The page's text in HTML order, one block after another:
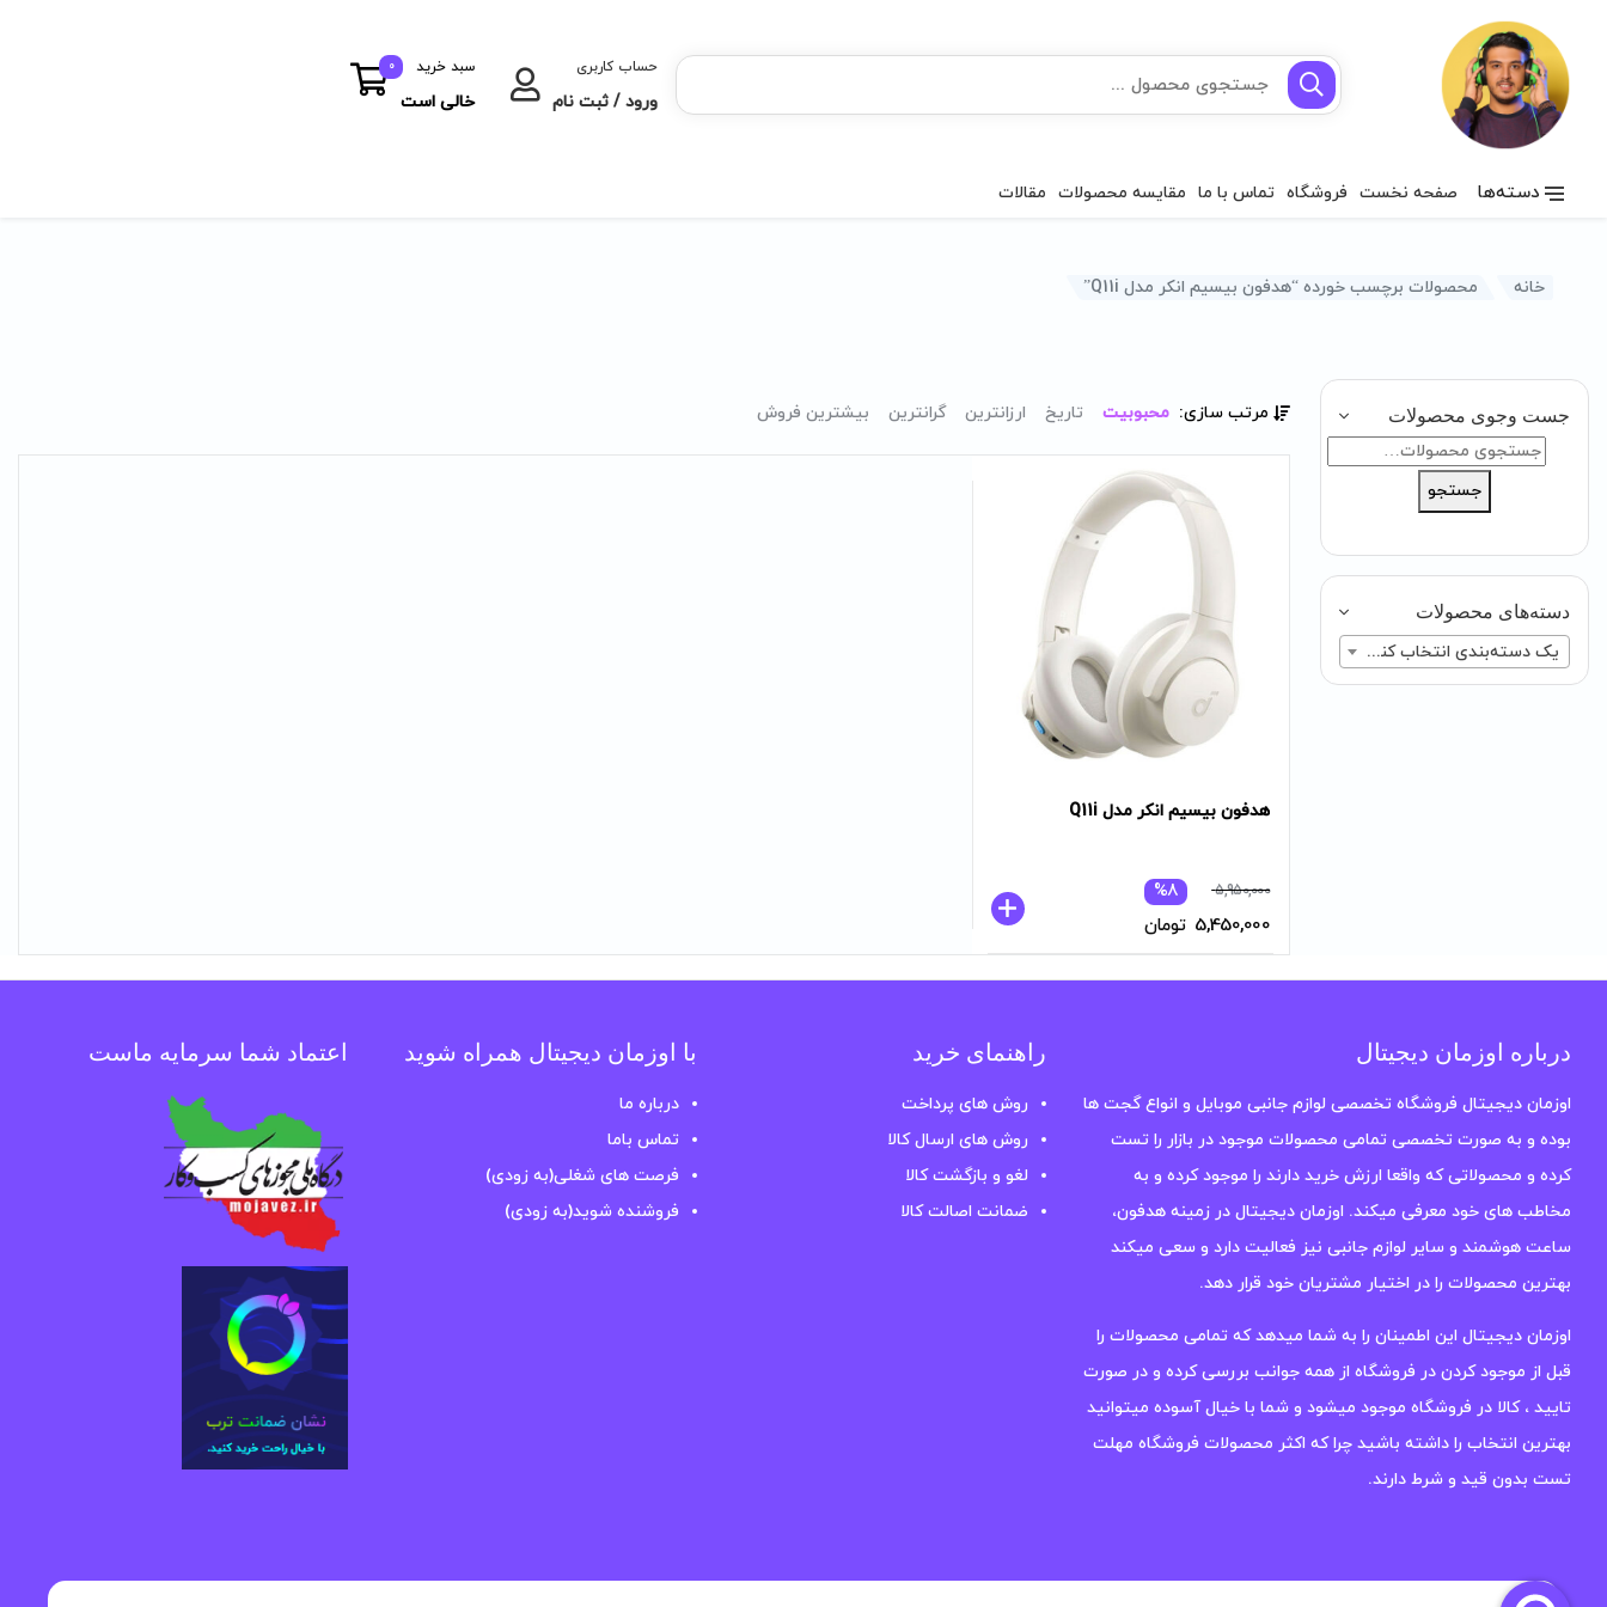
حساب کاربری
ورود / ثبت نام
سبد خرید
خالی است
0
دسته‌ها صفحه نخست فروشگاه تماس با ما مقایسه محصولات مقالات
خانه محصولات برچسب خورده “هدفون بیسیم انکر مدل Q11i”
جست وجوی محصولات
جستجو
جستجو
دسته‌های محصولات
یک دسته‌بندی انتخاب کنید
مرتب سازی: محبوبیت تاریخ ارزانترین گرانترین بیشترین فروش
هدفون بیسیم انکر مدل Q11i
5,950,000
قیمت
اصلی:
5,950,000 تومان
5,450,000 تومان
قیمت
فعلی:
5,450,000 تومان.
%8
درباره اوزمان دیجیتال
اوزمان دیجیتال فروشگاه تخصصی لوازم جانبی موبایل و انواع گجت ها
بوده و به صورت تخصصی تمامی محصولات موجود در بازار را تست
کرده و محصولاتی که واقعا ارزش خرید دارند را موجود کرده و به
مخاطب های خود معرفی میکند. اوزمان دیجیتال در زمینه هدفون،
ساعت هوشمند و سایر لوازم جانبی نیز فعالیت دارد و سعی میکند
بهترین محصولات را در اختیار مشتریان خود قرار دهد.
اوزمان دیجیتال این اطمینان را به شما میدهد که تمامی محصولات را
قبل از موجود کردن در فروشگاه از همه جوانب بررسی کرده و در صورت
تایید ، کالا در فروشگاه موجود میشود و شما با خیال آسوده میتوانید
بهترین انتخاب را داشته باشید چرا که اکثر محصولات فروشگاه مهلت
تست بدون قید و شرط دارند.
راهنمای خرید
روش های پرداخت
روش های ارسال کالا
لغو و بازگشت کالا
ضمانت اصالت کالا
با اوزمان دیجیتال همراه شوید
درباره ما
تماس باما
فرصت های شغلی(به زودی)
فروشنده شوید(به زودی)
اعتماد شما سرمایه ماست